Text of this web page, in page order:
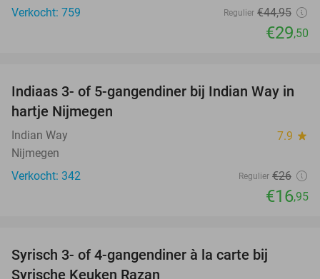
Verkocht: 759
Regulier €44,95
€29,50
35%
Indiaas 3- of 5-gangendiner bij Indian Way in
hartje Nijmegen
Indian Way 7.9 star
Nijmegen
Verkocht: 342
Regulier €26
€16,95
Syrisch 3- of 4-gangendiner à la carte bij
Syrische Keuken Razan